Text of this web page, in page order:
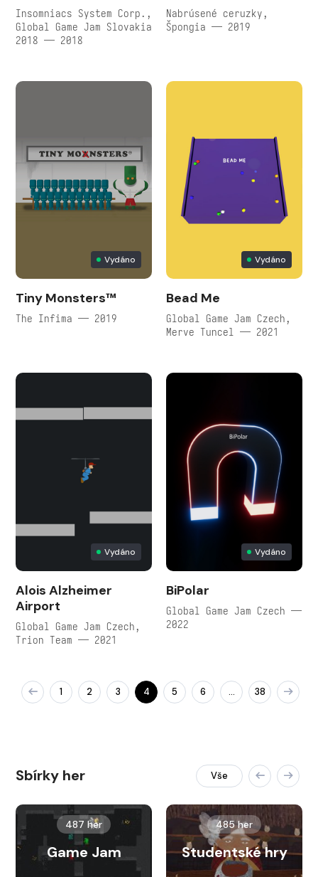
Insomniacs System Corp.,
Global Game Jam Slovakia
2018 — 2018
Nabrúsené ceruzky,
Špongia — 2019
Vydáno
Tiny Monsters™
The Infima — 2019
Vydáno
Bead Me
Global Game Jam Czech,
Merve Tuncel — 2021
Vydáno
Alois Alzheimer
Airport
Global Game Jam Czech,
Trion Team — 2021
Vydáno
BiPolar
Global Game Jam Czech —
2022
1 2 3 4 5 6 … 38
Sbírky her Vše
487 her
Game Jam
485 her
Studentské hry